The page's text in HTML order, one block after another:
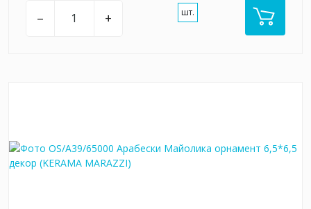
– + шт.